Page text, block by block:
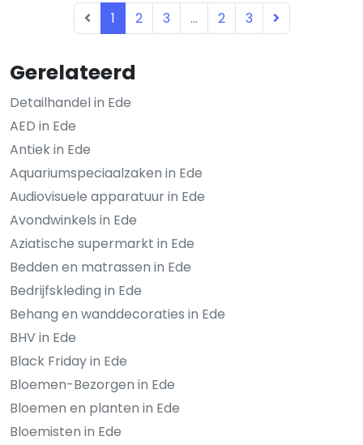
Gerelateerd
Detailhandel in Ede
AED in Ede
Antiek in Ede
Aquariumspeciaalzaken in Ede
Audiovisuele apparatuur in Ede
Avondwinkels in Ede
Aziatische supermarkt in Ede
Bedden en matrassen in Ede
Bedrijfskleding in Ede
Behang en wanddecoraties in Ede
BHV in Ede
Black Friday in Ede
Bloemen-Bezorgen in Ede
Bloemen en planten in Ede
Bloemisten in Ede
1 2 3 ... 2 3